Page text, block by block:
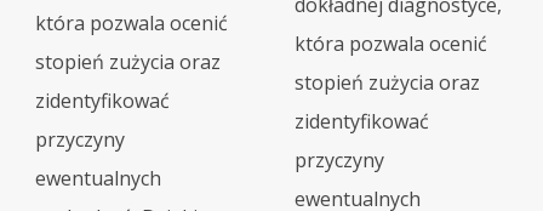
która pozwala ocenić
stopień zużycia oraz
zidentyfikować
przyczyny
ewentualnych
która pozwala ocenić
stopień zużycia oraz
zidentyfikować
przyczyny
ewentualnych